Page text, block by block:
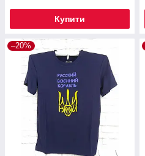
Купити
–20%